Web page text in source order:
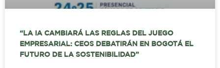
“LA IA CAMBIARÁ LAS REGLAS DEL JUEGO
EMPRESARIAL: CEOS DEBATIRÁN EN BOGOTÁ EL
FUTURO DE LA SOSTENIBILIDAD”